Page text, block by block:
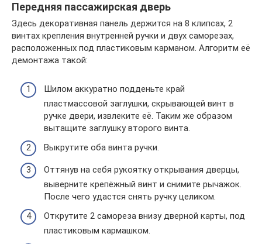
Передняя пассажирская дверь
Здесь декоративная панель держится на 8 клипсах, 2
винтах крепления внутренней ручки и двух саморезах,
расположенных под пластиковым карманом. Алгоритм её
демонтажа такой:
Шилом аккуратно подденьте край
пластмассовой заглушки, скрывающей винт в
ручке двери, извлеките её. Таким же образом
вытащите заглушку второго винта.
Выкрутите оба винта ручки.
Оттянув на себя рукоятку открывания дверцы,
выверните крепёжный винт и снимите рычажок.
После чего удастся снять ручку целиком.
Открутите 2 самореза внизу дверной карты, под
пластиковым кармашком.